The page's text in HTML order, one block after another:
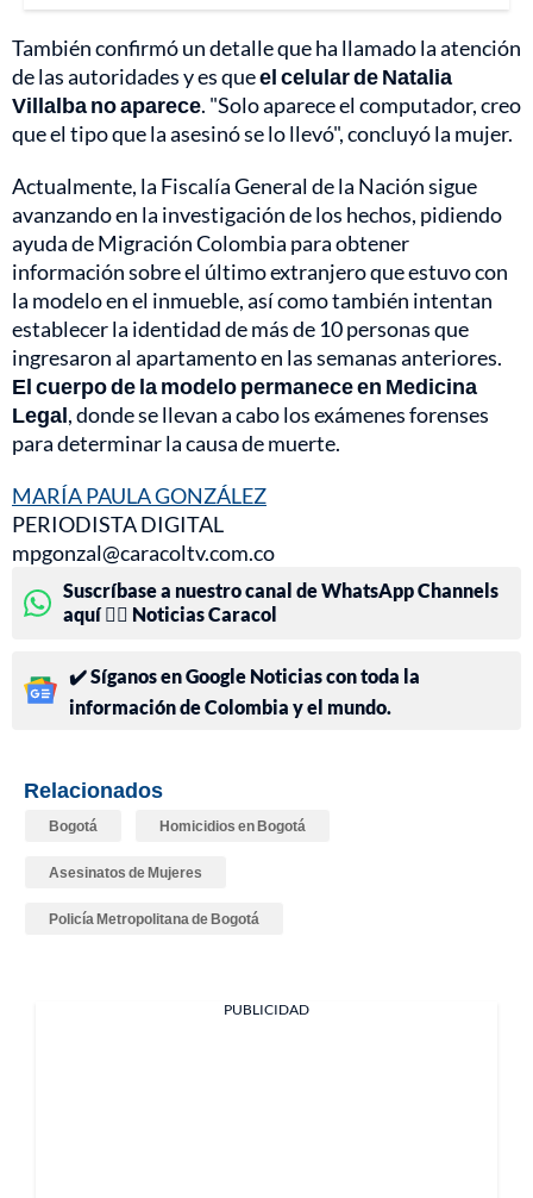
También confirmó un detalle que ha llamado la atención
de las autoridades y es queel celular de Natalia
Villalba no aparece. "Solo aparece el computador, creo
que el tipo que la asesinó se lo llevó", concluyó la mujer.
Actualmente, la Fiscalía General de la Nación sigue
avanzando en la investigación de los hechos, pidiendo
ayuda de Migración Colombia para obtener
información sobre el último extranjero que estuvo con
la modelo en el inmueble, así como también intentan
establecer la identidad de más de 10 personas que
ingresaron al apartamento en las semanas anteriores.
El cuerpo de la modelo permanece en Medicina
Legal, donde se llevan a cabo los exámenes forenses
para determinar la causa de muerte.
MARÍA PAULA GONZÁLEZ
PERIODISTA DIGITAL
mpgonzal@caracoltv.com.co
Suscríbase a nuestro canal de WhatsApp Channels
aquí 👉🏻 Noticias Caracol
✔️ Síganos en Google Noticias con toda la
información de Colombia y el mundo.
Relacionados
Bogotá Homicidios en Bogotá
Asesinatos de Mujeres
Policía Metropolitana de Bogotá
PUBLICIDAD